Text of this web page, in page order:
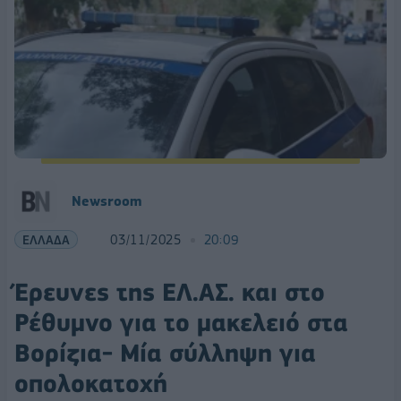
Newsroom
ΕΛΛΑΔΑ 03/11/2025 20:09
Έρευνες της ΕΛ.ΑΣ. και στο
Ρέθυμνο για το μακελειό στα
Βορίζια- Μία σύλληψη για
οπολοκατοχή